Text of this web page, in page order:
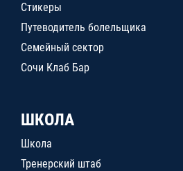
Стикеры
Путеводитель болельщика
Семейный сектор
Сочи Клаб Бар
ШКОЛА
Школа
Тренерский штаб